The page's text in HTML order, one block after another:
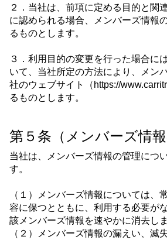
２．当社は、前項に定める目的と関
に認められる場合、メンバーズ情報
るものとします。
３．利用目的の変更を行った場合に
いて、当社所定の方法により、メン
社のウェブサイト（https://
るものとします。
第５条（メンバーズ情報
当社は、メンバーズ情報の管理につ
す。
（１）メンバーズ情報については、
容に保つとともに、利用する必要が
該メンバーズ情報を速やかに消去しま
（２）メンバーズ情報の漏えい、滅